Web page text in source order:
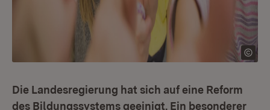
Die Landesregierung hat sich auf eine Reform
des Bildungssystems geeinigt. Ein besonderer